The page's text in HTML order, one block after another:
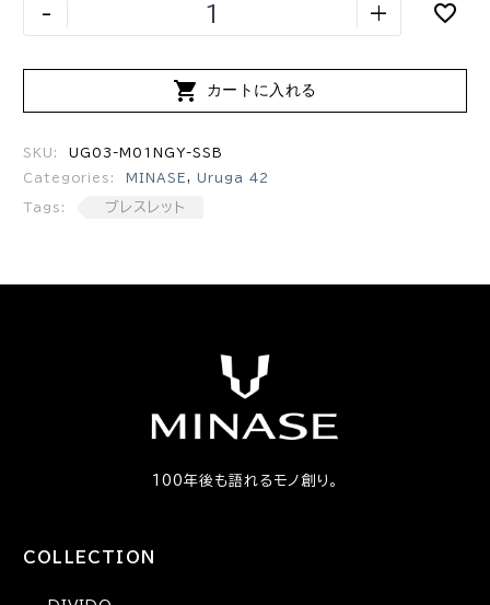
- +
 カートに入れる
SKU: UG03-M01NGY-SSB
Categories: MINASE, Uruga 42
Tags: ブレスレット
100年後も語れるモノ創り。
COLLECTION